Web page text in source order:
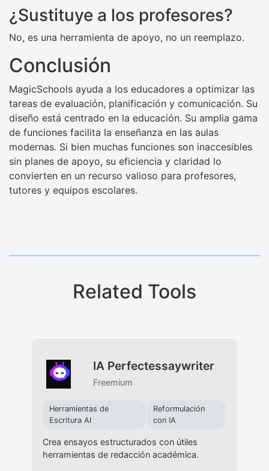
¿Sustituye a los profesores?
No, es una herramienta de apoyo, no un reemplazo.
Conclusión
MagicSchools ayuda a los educadores a optimizar las
tareas de evaluación, planificación y comunicación. Su
diseño está centrado en la educación. Su amplia gama
de funciones facilita la enseñanza en las aulas
modernas. Si bien muchas funciones son inaccesibles
sin planes de apoyo, su eficiencia y claridad lo
convierten en un recurso valioso para profesores,
tutores y equipos escolares.
Related Tools
IA Perfectessaywriter
Freemium
Herramientas de
Escritura AI
Reformulación
con IA
Crea ensayos estructurados con útiles
herramientas de redacción académica.